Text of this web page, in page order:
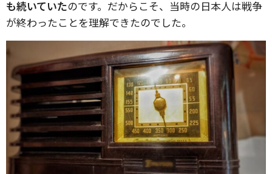
も続いていたのです。だからこそ、当時の日本人は戦争
が終わったことを理解できたのでした。